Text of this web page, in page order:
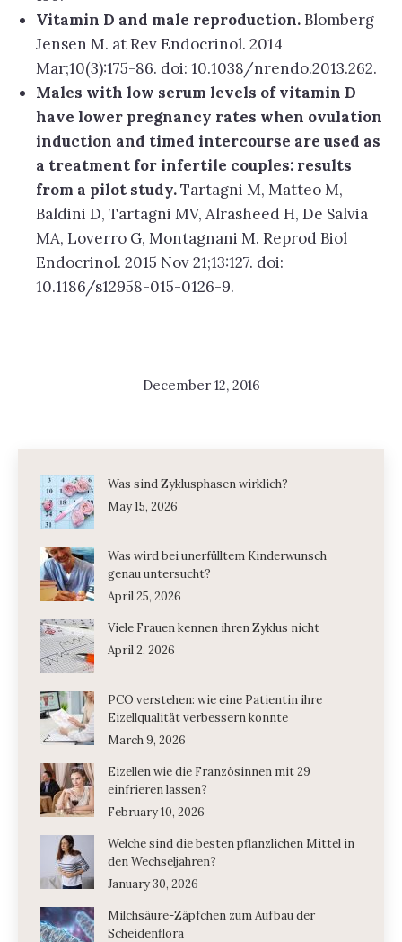
Vitamin D and male reproduction.Blomberg
Jensen M. at Rev Endocrinol. 2014
Mar;10(3):175-86. doi: 10.1038/nrendo.2013.262.
Males with low serum levels of vitamin D
have lower pregnancy rates when ovulation
induction and timed intercourse are used as
a treatment for infertile couples: results
from a pilot study.Tartagni M, Matteo M,
Baldini D, Tartagni MV, Alrasheed H, De Salvia
MA, Loverro G, Montagnani M. Reprod Biol
Endocrinol. 2015 Nov 21;13:127. doi:
10.1186/s12958-015-0126-9.
December 12, 2016
Was sind Zyklusphasen wirklich?
May 15, 2026
Was wird bei unerfülltem Kinderwunsch
genau untersucht?
April 25, 2026
Viele Frauen kennen ihren Zyklus nicht
April 2, 2026
PCO verstehen: wie eine Patientin ihre
Eizellqualität verbessern konnte
March 9, 2026
Eizellen wie die Französinnen mit 29
einfrieren lassen?
February 10, 2026
Welche sind die besten pflanzlichen Mittel in
den Wechseljahren?
January 30, 2026
Milchsäure-Zäpfchen zum Aufbau der
Scheidenflora